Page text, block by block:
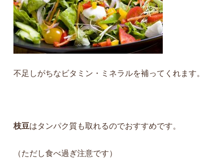
不足しがちなビタミン・ミネラルを補ってくれます。
枝豆はタンパク質も取れるのでおすすめです。
（ただし食べ過ぎ注意です）